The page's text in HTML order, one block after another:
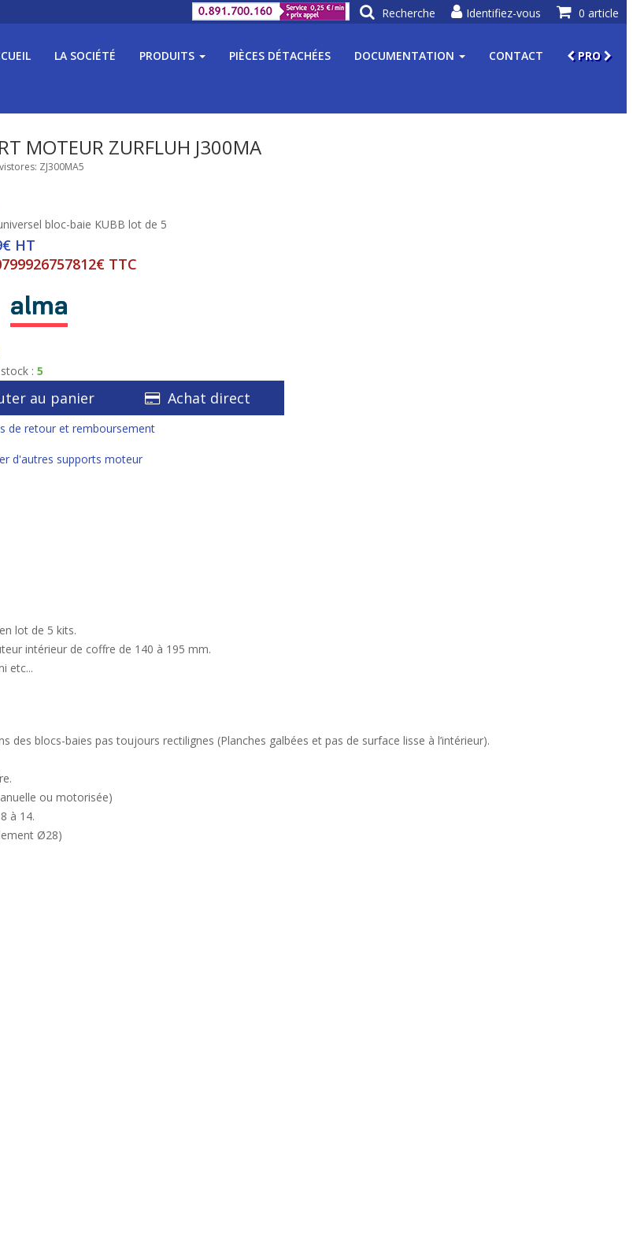
LA SOCIÉTÉ PRODUITS PIÈCES DÉTACHÉES DOCUMENTATION CONTACT PRO
MOTEUR ZURFLUH J300MA
ZJ300MA5
bloc-baie KUBB lot de 5
HT
TTC
: 5
au panier Achat direct
de retour et remboursement
d'autres supports moteur
lot de 5 kits.
intérieur de coffre de 140 à 195 mm.
etc...
blocs-baies pas toujours rectilignes (Planches galbées et pas de surface lisse à l’intérieur).
ou motorisée)
à 14.
Ø28)
0 article
Identifiez-vous
Recherche